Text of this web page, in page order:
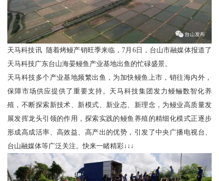
天马科技讯 随着烤鳗产销旺季来临，7月6日，台山市融媒体报道了
天马科技广东台山海晏鳗鱼产业基地出鱼的忙碌盛景。
天马科技多个产业基地频繁出鱼，为加快鳗鱼上市，销往海内外，
保障市场供应提供了重要支持。天马科技集团发力鳗鲡数智化养
殖，不断探索新技术、新模式、新业态、新理念，为鳗业高质量发
展发挥龙头引领的作用，探索实践的鳗鱼养殖的精细化模式正逐步
形成高成活率、高效益、高产出的优势，引发了中央广播电视台、
台山融媒体等广泛关注。快来一睹精彩↓↓↓